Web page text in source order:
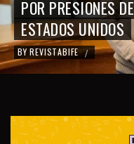
POR PRESIONES
ESTADOS UNIDOS
BY REVISTABIFE /